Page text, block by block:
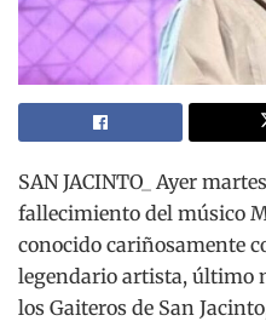
SAN JACINTO_ Ayer
fallecimiento del músico
conocido cariñosamente
legendario artista, último
los Gaiteros de San